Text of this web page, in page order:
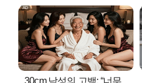
30cm 남성의 고백: “너무